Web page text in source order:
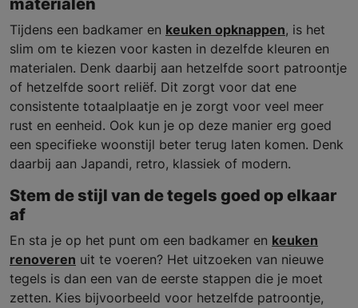
materialen
Tijdens een badkamer en keuken opknappen, is het
slim om te kiezen voor kasten in dezelfde kleuren en
materialen. Denk daarbij aan hetzelfde soort patroontje
of hetzelfde soort reliëf. Dit zorgt voor dat ene
consistente totaalplaatje en je zorgt voor veel meer
rust en eenheid. Ook kun je op deze manier erg goed
een specifieke woonstijl beter terug laten komen. Denk
daarbij aan Japandi, retro, klassiek of modern.
Stem de stijl van de tegels goed op elkaar
af
En sta je op het punt om een badkamer en keuken
renoveren uit te voeren? Het uitzoeken van nieuwe
tegels is dan een van de eerste stappen die je moet
zetten. Kies bijvoorbeeld voor hetzelfde patroontje,